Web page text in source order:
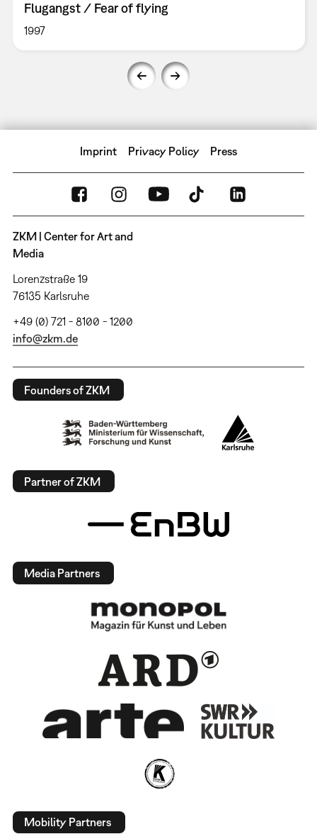
Flugangst / Fear of flying
1997
Imprint Privacy Policy Press
ZKM | Center for Art and
Media
Lorenzstraße 19
76135 Karlsruhe
+49 (0) 721 - 8100 - 1200
info@zkm.de
Founders of ZKM
Partner of ZKM
Media Partners
Mobility Partners